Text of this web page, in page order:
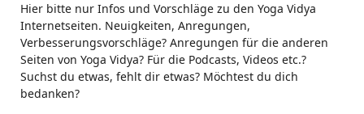
Hier bitte nur Infos und Vorschläge zu den Yoga Vidya
Internetseiten. Neuigkeiten, Anregungen,
Verbesserungsvorschläge? Anregungen für die anderen
Seiten von Yoga Vidya? Für die Podcasts, Videos etc.?
Suchst du etwas, fehlt dir etwas? Möchtest du dich
bedanken?